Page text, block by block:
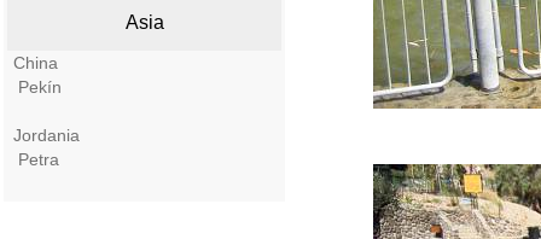
Asia
China
Pekín
Jordania
Petra